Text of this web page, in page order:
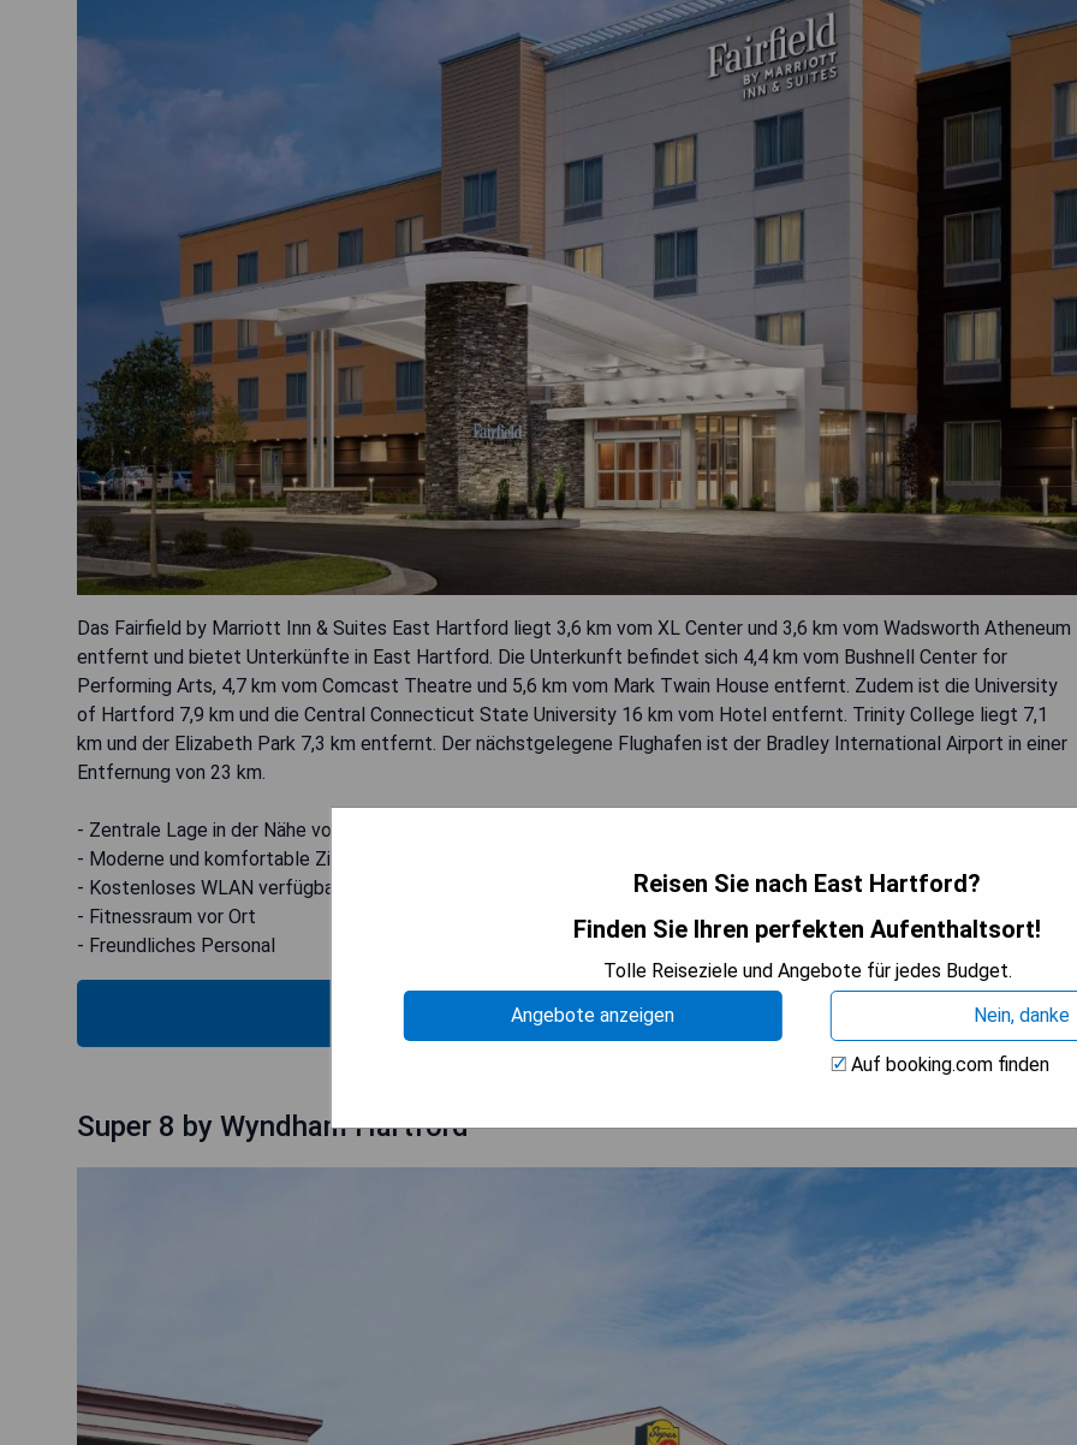
Das Fairfield by Marriott Inn & Suites East Hartford liegt 3,6 km vom XL Center und 3,6 km vom Wadsworth Atheneum
entfernt und bietet Unterkünfte in East Hartford. Die Unterkunft befindet sich 4,4 km vom Bushnell Center for
Performing Arts, 4,7 km vom Comcast Theatre und 5,6 km vom Mark Twain House entfernt. Zudem ist die University
of Hartford 7,9 km und die Central Connecticut State University 16 km vom Hotel entfernt. Trinity College liegt 7,1
km und der Elizabeth Park 7,3 km entfernt. Der nächstgelegene Flughafen ist der Bradley International Airport in einer
Entfernung von 23 km.
- Zentrale Lage in der Nähe von Attraktionen
- Moderne und komfortable Zimmer
- Kostenloses WLAN verfügbar
- Fitnessraum vor Ort
- Freundliches Personal
PREISE ANZEIGEN
Super 8 by Wyndham Hartford
Reisen Sie nach East Hartford?
Finden Sie Ihren perfekten Aufenthaltsort!
Tolle Reiseziele und Angebote für jedes Budget.
Angebote anzeigen
Nein, danke
Auf booking.com finden